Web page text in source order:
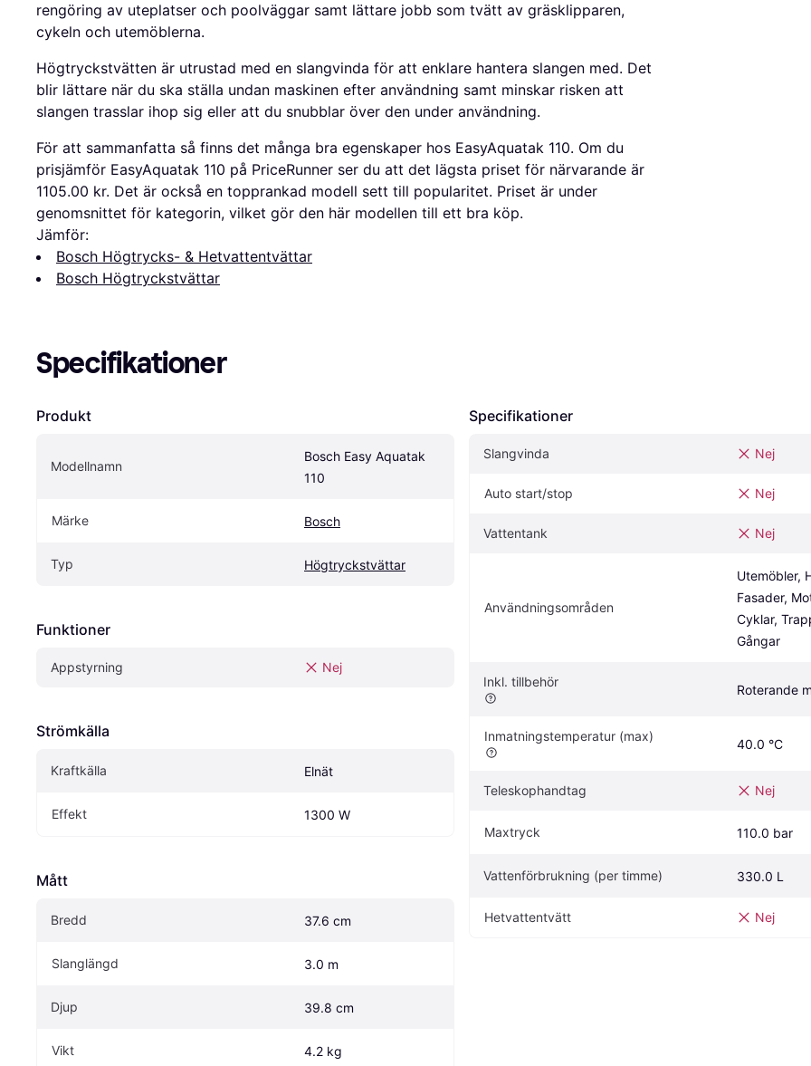
rengöring av uteplatser och poolväggar samt lättare jobb som tvätt av gräsklipparen,
cykeln och utemöblerna.
Högtryckstvätten är utrustad med en slangvinda för att enklare hantera slangen med. Det
blir lättare när du ska ställa undan maskinen efter användning samt minskar risken att
slangen trasslar ihop sig eller att du snubblar över den under användning.
För att sammanfatta så finns det många bra egenskaper hos EasyAquatak 110. Om du
prisjämför EasyAquatak 110 på PriceRunner ser du att det lägsta priset för närvarande är
1105.00 kr. Det är också en topprankad modell sett till popularitet. Priset är under
genomsnittet för kategorin, vilket gör den här modellen till ett bra köp.
Jämför:
Bosch Högtrycks- & Hetvattentvättar
Bosch Högtryckstvättar
Specifikationer
Produkt
Modellnamn
Bosch Easy Aquatak
110
Märke Bosch
Typ Högtryckstvättar
Funktioner
Appstyrning Nej
Strömkälla
Kraftkälla Elnät
Effekt 1300 W
Mått
Bredd 37.6 cm
Slanglängd 3.0 m
Djup 39.8 cm
Vikt 4.2 kg
Specifikationer
Slangvinda Nej
Auto start/stop Nej
Vattentank Nej
Användningsområden
Utemöbler,
Fasader,
Cyklar,
Gångar
Inkl. tillbehör
Roterande
Inmatningstemperatur (max)
40.0 °C
Teleskophandtag Nej
Maxtryck 110.0 bar
Vattenförbrukning (per timme) 330.0 L
Hetvattentvätt Nej